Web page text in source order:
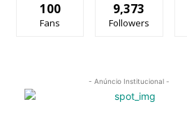
100
Fans
9,373
Followers
- Anúncio Institucional -